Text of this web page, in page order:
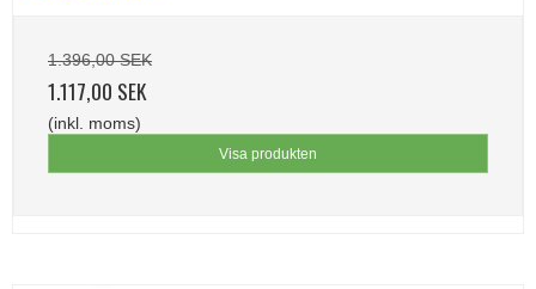
1.396,00 SEK
1.117,00 SEK
(inkl. moms)
Visa produkten